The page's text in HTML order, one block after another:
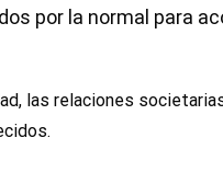
por la normal para
las relaciones